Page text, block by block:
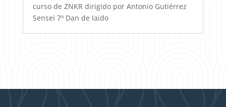
curso de ZNKR dirigido por Antonio Gutiérrez
Sensei 7º Dan de Iaido